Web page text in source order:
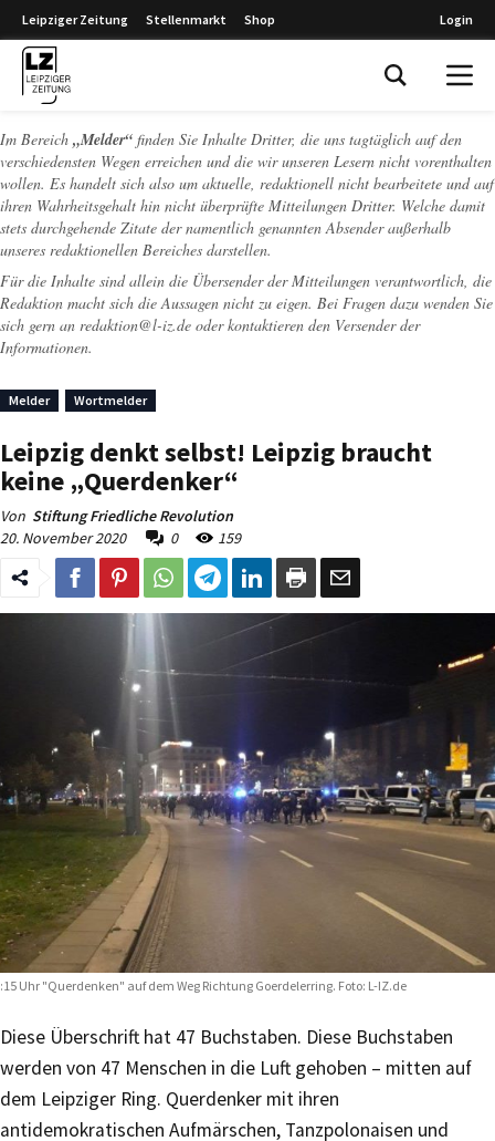
Leipziger Zeitung Stellenmarkt Shop Login
Im Bereich „Melder“ finden Sie Inhalte Dritter, die uns tagtäglich auf den
verschiedensten Wegen erreichen und die wir unseren Lesern nicht vorenthalten
wollen. Es handelt sich also um aktuelle, redaktionell nicht bearbeitete und auf
ihren Wahrheitsgehalt hin nicht überprüfte Mitteilungen Dritter. Welche damit
stets durchgehende Zitate der namentlich genannten Absender außerhalb
unseres redaktionellen Bereiches darstellen.
Für die Inhalte sind allein die Übersender der Mitteilungen verantwortlich, die
Redaktion macht sich die Aussagen nicht zu eigen. Bei Fragen dazu wenden Sie
sich gern an redaktion@l-iz.de oder kontaktieren den Versender der
Informationen.
Melder Wortmelder
Leipzig denkt selbst! Leipzig braucht
keine „Querdenker“
Von Stiftung Friedliche Revolution
20. November 2020
0 159
Uhr "Querdenken" auf dem Weg Richtung Goerdelerring. Foto: L-IZ.de
Diese Überschrift hat 47 Buchstaben. Diese Buchstaben
werden von 47 Menschen in die Luft gehoben – mitten auf
dem Leipziger Ring. Querdenker mit ihren
antidemokratischen Aufmärschen, Tanzpolonaisen und